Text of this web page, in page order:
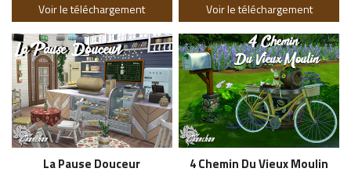
Voir le téléchargement
Voir le téléchargement
La Pause Douceur 4 Chemin Du Vieux Moulin